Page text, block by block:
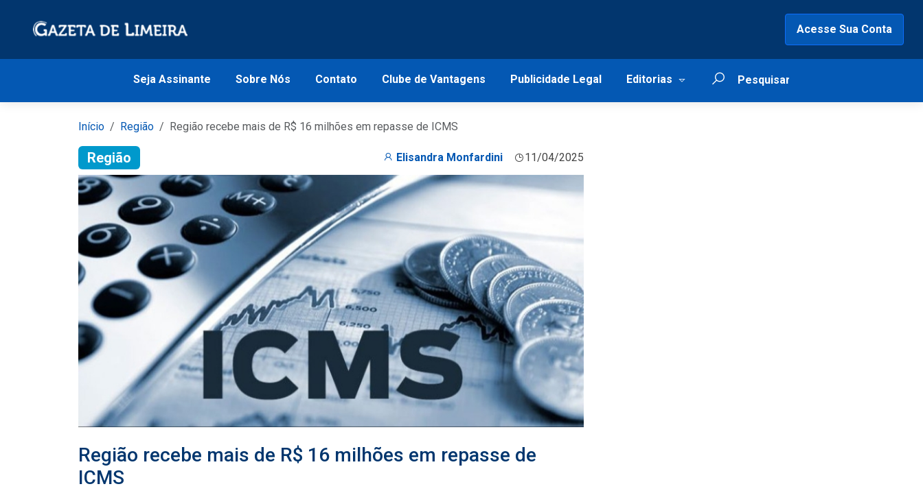
Acesse Sua Conta
Seja Assinante Sobre Nós Contato Clube de Vantagens Publicidade Legal Editorias
Início Região Região recebe mais de R$ 16 milhões em repasse de ICMS
Região Elisandra Monfardini 11/04/2025
Região recebe mais de R$ 16 milhões em repasse de
ICMS